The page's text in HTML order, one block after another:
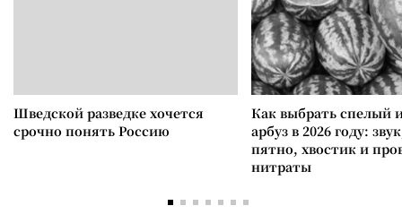
Шведской разведке хочется
срочно понять Россию
Как выбрать спелый
арбуз в 2026 году:
пятно, хвостик и
нитраты